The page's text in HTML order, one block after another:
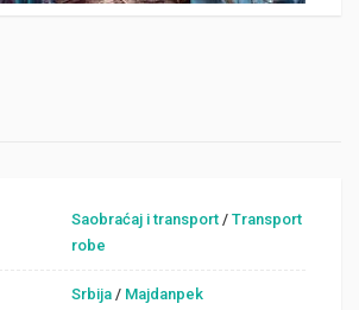
Saobraćaj i transport /Transport
robe
Srbija / Majdanpek